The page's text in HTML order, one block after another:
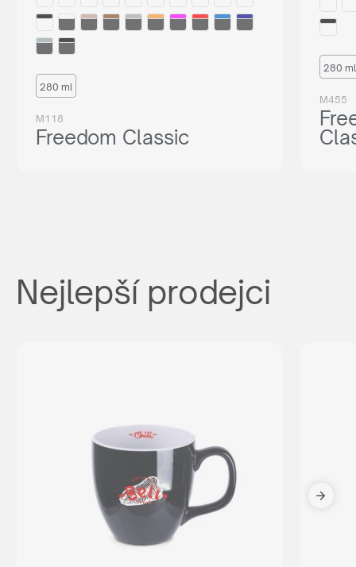
280 ml
M118
Freedom Classic
280 ml
M455
Nejlepší prodejci